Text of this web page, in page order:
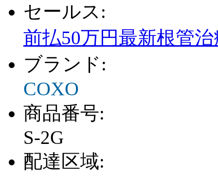
セールス:
前払50万円最新根管
ブランド:
COXO
商品番号:
S-2G
配達区域: